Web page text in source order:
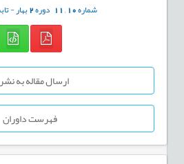
شماره10
,
11 دوره2بهار -
ارسال مقاله به
فهرست داوران